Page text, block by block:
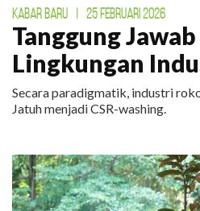
KABAR BARU 25 FEBRUARI 2026
Tanggung
Lingkungan
Secara paradigmatik, industri
Jatuh menjadi CSR-washing.